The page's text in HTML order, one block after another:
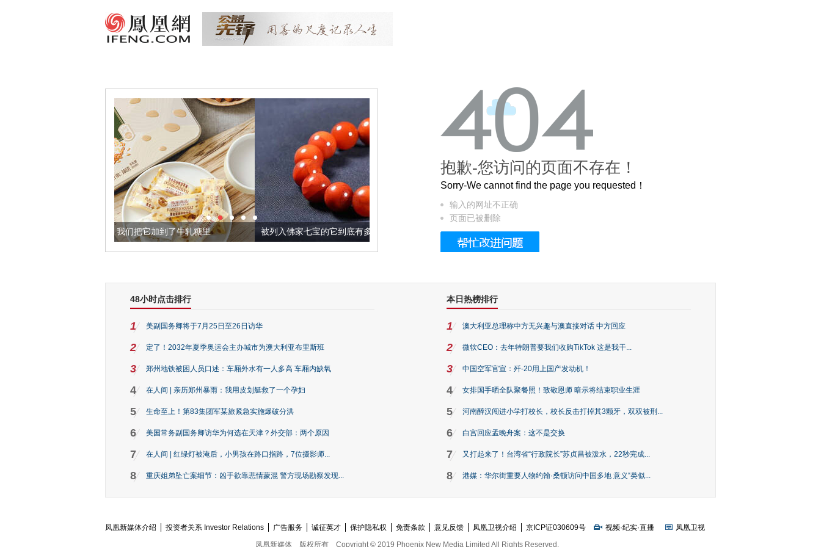
黄金亚麻籽，我们把它加到了牛轧糖里 被列入佛家七宝的它到底有多美？ 这个3.2米的长卷，还原了600岁的紫禁城
抱歉-您访问的页面不存在！
Sorry-We cannot find the page you requested！
输入的网址不正确
页面已被删除
48小时点击排行
1 美副国务卿将于7月25日至26日访华
2 定了！2032年夏季奥运会主办城市为澳大利亚布里斯班
3 郑州地铁被困人员口述：车厢外水有一人多高 车厢内缺氧
4 在人间 | 亲历郑州暴雨：我用皮划艇救了一个孕妇
5 生命至上！第83集团军某旅紧急实施爆破分洪
6 美国常务副国务卿访华为何选在天津？外交部：两个原因
7 在人间 | 红绿灯被淹后，小男孩在路口指路，7位摄影师...
8 重庆姐弟坠亡案细节：凶手欲靠悲情蒙混 警方现场勘察发现...
本日热榜排行
1 澳大利亚总理称中方无兴趣与澳直接对话 中方回应
2 微软CEO：去年特朗普要我们收购TikTok 这是我干...
3 中国空军官宣：歼-20用上国产发动机！
4 女排国手晒全队聚餐照！致敬恩师 暗示将结束职业生涯
5 河南醉汉闯进小学打校长，校长反击打掉其3颗牙，双双被刑...
6 白宫回应孟晚舟案：这不是交换
7 又打起来了！台湾省“行政院长”苏贞昌被泼水，22秒完成...
8 港媒：华尔街重要人物约翰·桑顿访问中国多地 意义“类似...
凤凰新媒体介绍 投资者关系 Investor Relations 广告服务 诚征英才 保护隐私权 免责条款 意见反馈 凤凰卫视介绍 京ICP证030609号 视频·纪实·直播
凤凰卫视
凤凰新媒体
版权所有 Copyright © 2019 Phoenix New Media Limited All Rights Reserved.